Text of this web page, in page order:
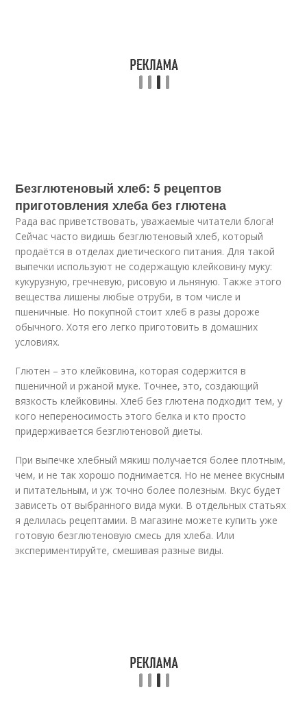
Безглютеновый хлеб: 5 рецептов
приготовления хлеба без глютена
Рада вас приветствовать, уважаемые читатели блога!
Сейчас часто видишь безглютеновый хлеб, который
продаётся в отделах диетического питания. Для такой
выпечки используют не содержащую клейковину муку:
кукурузную, гречневую, рисовую и льняную. Также этого
вещества лишены любые отруби, в том числе и
пшеничные. Но покупной стоит хлеб в разы дороже
обычного. Хотя его легко приготовить в домашних
условиях.
Глютен – это клейковина, которая содержится в
пшеничной и ржаной муке. Точнее, это, создающий
вязкость клейковины. Хлеб без глютена подходит тем, у
кого непереносимость этого белка и кто просто
придерживается безглютеновой диеты.
При выпечке хлебный мякиш получается более плотным,
чем, и не так хорошо поднимается. Но не менее вкусным
и питательным, и уж точно более полезным. Вкус будет
зависеть от выбранного вида муки. В отдельных статьях
я делилась рецептамии. В магазине можете купить уже
готовую безглютеновую смесь для хлеба. Или
экспериментируйте, смешивая разные виды.